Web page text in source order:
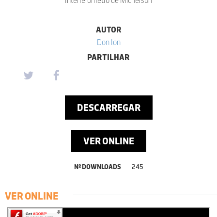
AUTOR
Don Ion
PARTILHAR
DESCARREGAR
VER ONLINE
Nº DOWNLOADS 245
VER ONLINE